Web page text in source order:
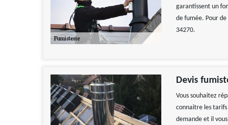
garantissent un
de fumée. Pour
34270.
Devis
Vous souhaitez
connaitre les tarifs
demande et il